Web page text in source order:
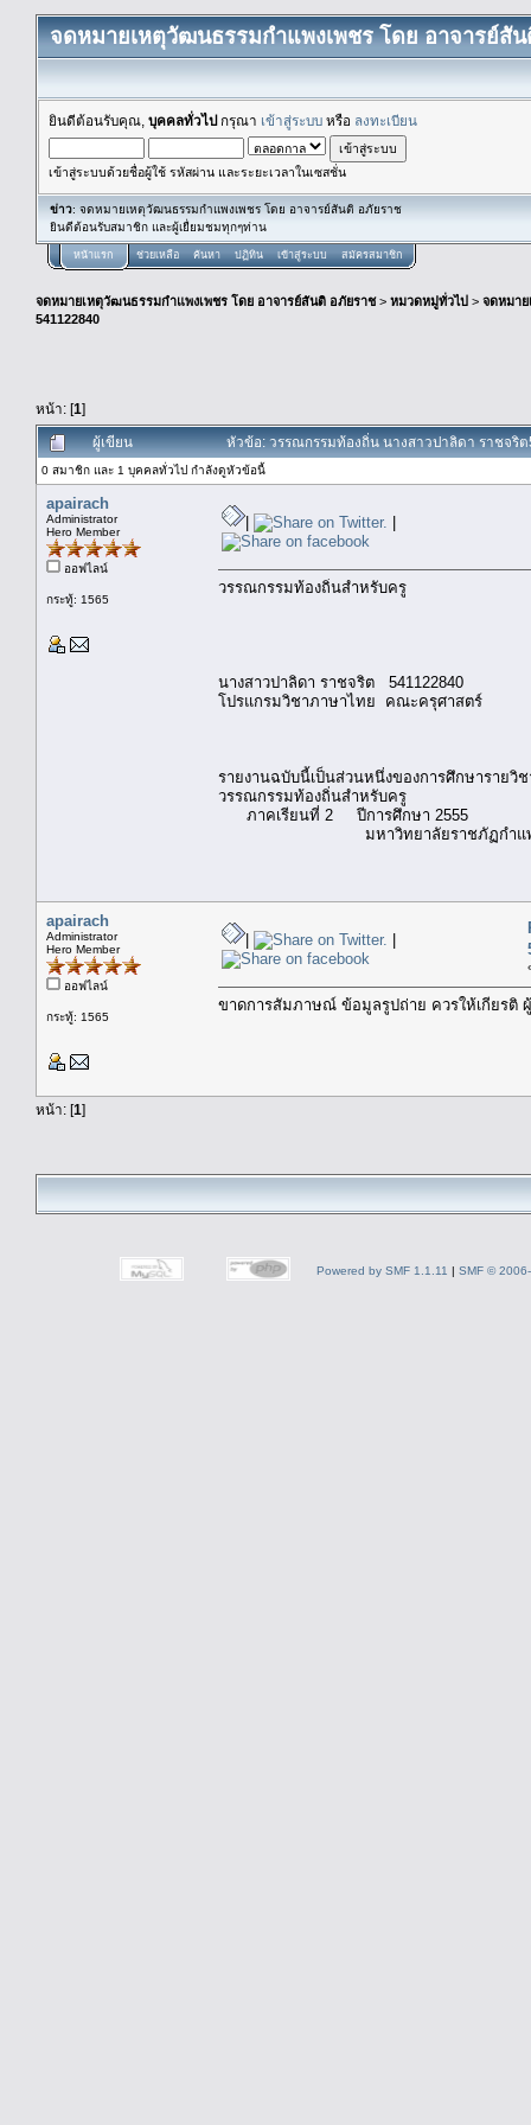
จดหมายเหตุวัฒนธรรมกำแพงเพชร โดย อาจารย์สั
ยินดีต้อนรับคุณ, บุคคลทั่วไปกรุณา เข้าสู่ระบบ หรือ ลงทะเบียน
เข้าสู่ระบบด้วยชื่อผู้ใช้ รหัสผ่าน และระยะเวลาในเซสชั่น
ข่าว: จดหมายเหตุวัฒนธรรมกำแพงเพชร โดย อาจารย์สันติ อภัยราช
ยินดีต้อนรับสมาชิก และผู้เยื่ยมชมทุกๆท่าน
หน้าแรก ช่วยเหลือ ค้นหา ปฏิทิน เข้าสู่ระบบ สมัครสมาชิก
จดหมายเหตุวัฒนธรรมกำแพงเพชร โดย อาจารย์สันติ อภัยราช> หมวดหมู่ทั่วไป > จดหมา
541122840
หน้า: [1]
ผู้เขียน หัวข้อ: วรรณกรรมท้องถิ่น นางสาวปาลิดา ราชจริ
0 สมาชิก และ 1 บุคคลทั่วไป กำลังดูหัวข้อนี้
apairach
Administrator
Hero Member
ออฟไลน์
กระทู้: 1565
| |
วรรณกรรมท้องถิ่นสำหรับครู
นางสาวปาลิดา ราชจริต 541122840
โปรแกรมวิชาภาษาไทย คณะครุศาสตร์
รายงานฉบับนี้เป็นส่วนหนึ่งของการศึกษารายวิช
วรรณกรรมท้องถิ่นสำหรับครู
ภาคเรียนที่ 2 ปีการศึกษา 2555
มหาวิทยาลัยราชภัฏกำแพง
apairach
Administrator
Hero Member
ออฟไลน์
กระทู้: 1565
| |
ขาดการสัมภาษณ์ ข้อมูลรูปถ่าย ควรให้เกียรติ
หน้า: [1]
Powered by SMF 1.1.11 | SMF ©